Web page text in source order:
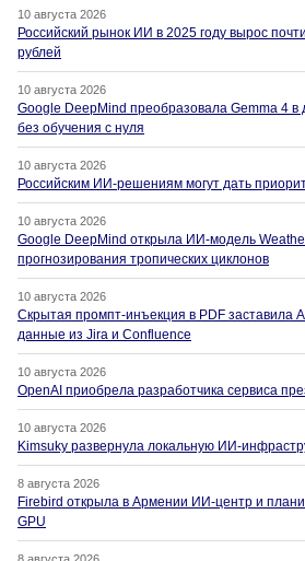
10 августа 2026
Российский рынок ИИ в 2025 году вырос
рублей
10 августа 2026
Google DeepMind преобразовала Gemma 4
без обучения с нуля
10 августа 2026
Российским ИИ-решениям могут дать
10 августа 2026
Google DeepMind открыла ИИ-модель
прогнозирования тропических циклонов
10 августа 2026
Скрытая промпт-инъекция в PDF заставила
данные из Jira и Confluence
10 августа 2026
OpenAI приобрела разработчика сервиса
10 августа 2026
Kimsuky развернула локальную ИИ-
8 августа 2026
Firebird открыла в Армении ИИ-центр и
GPU